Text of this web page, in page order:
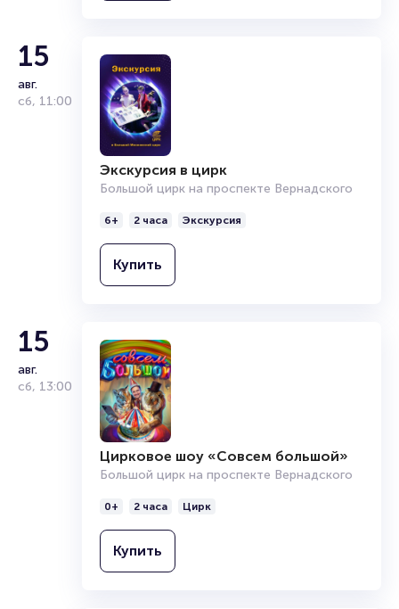
15
авг.
сб, 11:00
Экскурсия в цирк
Большой цирк на проспекте Вернадского
6+ 2 часа Экскурсия
Купить
15
авг.
сб, 13:00
Цирковое шоу «Совсем большой»
Большой цирк на проспекте Вернадского
0+ 2 часа Цирк
Купить